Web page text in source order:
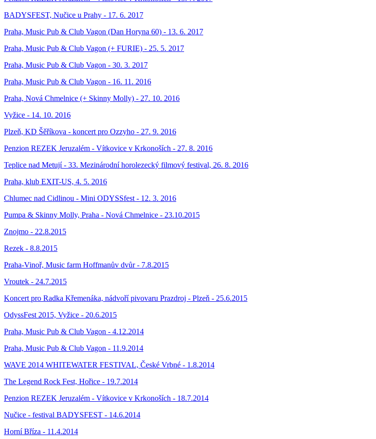
BADYSFEST, Nučice u Prahy - 17. 6. 2017
Praha, Music Pub & Club Vagon (Dan Horyna 60) - 13. 6. 2017
Praha, Music Pub & Club Vagon (+ FURIE) - 25. 5. 2017
Praha, Music Pub & Club Vagon - 30. 3. 2017
Praha, Music Pub & Club Vagon - 16. 11. 2016
Praha, Nová Chmelnice (+ Skinny Molly) - 27. 10. 2016
Vyžice - 14. 10. 2016
Plzeň, KD Šěříkova - koncert pro Ozzyho - 27. 9. 2016
Penzion REZEK Jeruzalém - Vítkovice v Krkonoších - 27. 8. 2016
Teplice nad Metují - 33. Mezinárodní horolezecký filmový festival, 26. 8. 2016
Praha, klub EXIT-US, 4. 5. 2016
Chlumec nad Cidlinou - Mini ODYSSfest - 12. 3. 2016
Pumpa & Skinny Molly, Praha - Nová Chmelnice - 23.10.2015
Znojmo - 22.8.2015
Rezek - 8.8.2015
Praha-Vinoř, Music farm Hoffmanův dvůr - 7.8.2015
Vroutek - 24.7.2015
Koncert pro Radka Křemenáka, nádvoří pivovaru Prazdroj - Plzeň - 25.6.2015
OdyssFest 2015, Vyžice - 20.6.2015
Praha, Music Pub & Club Vagon - 4.12.2014
Praha, Music Pub & Club Vagon - 11.9.2014
WAVE 2014 WHITEWATER FESTIVAL, České Vrbné - 1.8.2014
The Legend Rock Fest, Hořice - 19.7.2014
Penzion REZEK Jeruzalém - Vítkovice v Krkonoších - 18.7.2014
Nučice - festival BADYSFEST - 14.6.2014
Horní Bříza - 11.4.2014